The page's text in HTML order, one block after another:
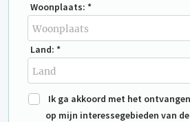
Woonplaats: *
Land: *
Ik ga akkoord met het
op mijn interessegebieden van